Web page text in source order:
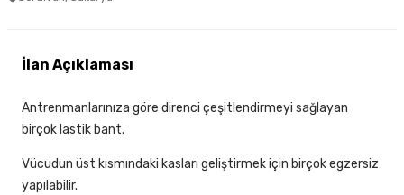
İlan Açıklaması
Antrenmanlarınıza göre direnci çeşitlendirmeyi sağlayan
birçok lastik bant.
Vücudun üst kısmındaki kasları geliştirmek için birçok egzersiz
yapılabilir.